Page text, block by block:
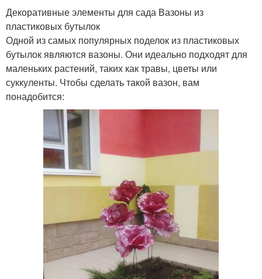
Декоративные элементы для сада Вазоны из
пластиковых бутылок
Одной из самых популярных поделок из пластиковых
бутылок являются вазоны. Они идеально подходят для
маленьких растений, таких как травы, цветы или
суккуленты. Чтобы сделать такой вазон, вам
понадобится: